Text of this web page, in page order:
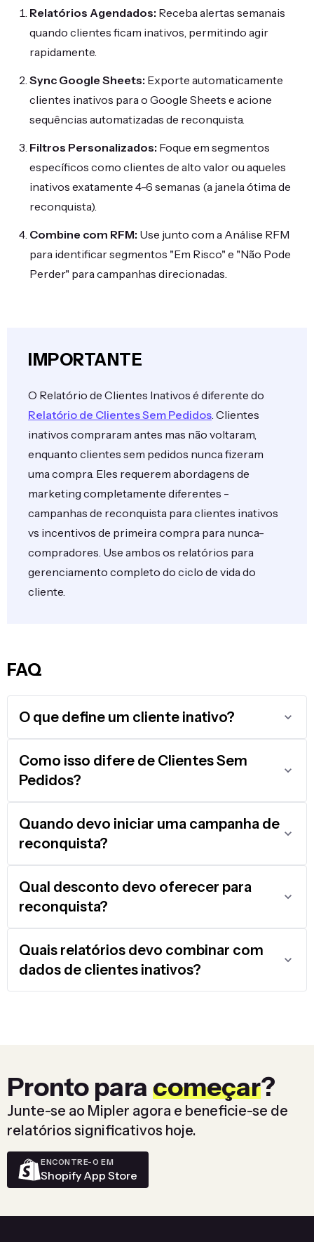
Relatórios Agendados: Receba alertas semanais
quando clientes ficam inativos, permitindo agir
rapidamente.
Sync Google Sheets: Exporte automaticamente
clientes inativos para o Google Sheets e acione
sequências automatizadas de reconquista.
Filtros Personalizados: Foque em segmentos
específicos como clientes de alto valor ou aqueles
inativos exatamente 4-6 semanas (a janela ótima de
reconquista).
Combine com RFM: Use junto com a Análise RFM
para identificar segmentos "Em Risco" e "Não Pode
Perder" para campanhas direcionadas.
IMPORTANTE
O Relatório de Clientes Inativos é diferente do
Relatório de Clientes Sem Pedidos. Clientes
inativos compraram antes mas não voltaram,
enquanto clientes sem pedidos nunca fizeram
uma compra. Eles requerem abordagens de
marketing completamente diferentes -
campanhas de reconquista para clientes inativos
vs incentivos de primeira compra para nunca-
compradores. Use ambos os relatórios para
gerenciamento completo do ciclo de vida do
cliente.
FAQ
O que define um cliente inativo?
Como isso difere de Clientes Sem
Pedidos?
Quando devo iniciar uma campanha de
reconquista?
Qual desconto devo oferecer para
reconquista?
Quais relatórios devo combinar com
dados de clientes inativos?
Pronto para começar?
Junte-se ao Mipler agora e beneficie-se de
relatórios significativos hoje.
ENCONTRE-O EM
Shopify App Store